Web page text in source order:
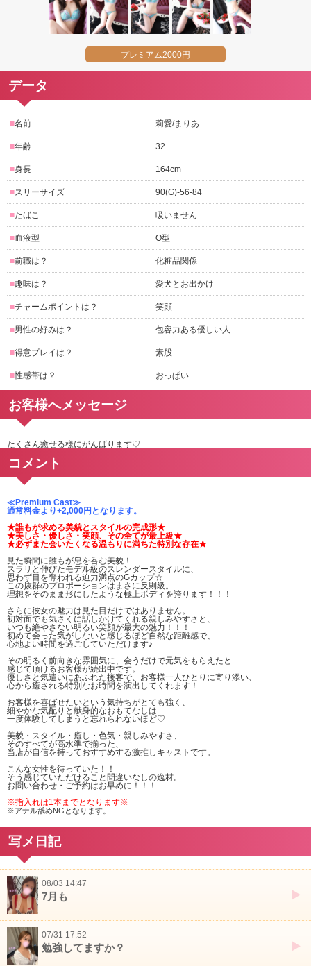
プレミアム2000円
データ
■名前 莉愛/まりあ
■年齢 32
■身長 164cm
■スリーサイズ 90(G)-56-84
■たばこ 吸いません
■血液型 O型
■前職は？ 化粧品関係
■趣味は？ 愛犬とお出かけ
■チャームポイントは？ 笑顔
■男性の好みは？ 包容力ある優しい人
■得意プレイは？ 素股
■性感帯は？ おっぱい
お客様へメッセージ
たくさん癒せる様にがんばります♡
コメント
≪Premium Cast≫
通常料金より+2,000円となります。
★誰もが求める美貌とスタイルの完成形★
★美しさ・優しさ・笑顔、その全てが最上級★
★必ずまた会いたくなる温もりに満ちた特別な存在★
見た瞬間に誰もが息を呑む美貌！
スラリと伸びたモデル級のスレンダースタイルに、
思わず目を奪われる迫力満点のGカップ☆
この抜群のプロポーションはまさに反則級。
理想をそのまま形にしたような極上ボディを誇ります！！！
さらに彼女の魅力は見た目だけではありません。
初対面でも気さくに話しかけてくれる親しみやすさと、
いつも絶やさない明るい笑顔が最大の魅力！！！
初めて会った気がしないと感じるほど自然な距離感で、
心地よい時間を過ごしていただけます♪
その明るく前向きな雰囲気に、会うだけで元気をもらえたと
感じて頂けるお客様が続出中です。
優しさと気遣いにあふれた接客で、お客様一人ひとりに寄り添い、
心から癒される特別なお時間を演出してくれます！
お客様を喜ばせたいという気持ちがとても強く、
細やかな気配りと献身的なおもてなしは
一度体験してしまうと忘れられないほど♡
美貌・スタイル・癒し・色気・親しみやすさ、
そのすべてが高水準で揃った、
当店が自信を持っておすすめする激推しキャストです。
こんな女性を待っていた！！
そう感じていただけること間違いなしの逸材。
お問い合わせ・ご予約はお早めに！！！
※指入れは1本までとなります※
※アナル舐めNGとなります。
写メ日記
08/03 14:47
7月も
07/31 17:52
勉強してますか？